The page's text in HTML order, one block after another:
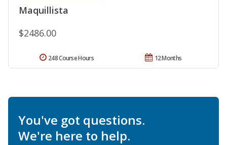
Maquillista
$2486.00
12 Months
248 Course Hours
You've got questions.
We're here to help.